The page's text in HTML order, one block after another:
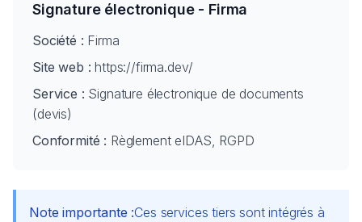
Signature électronique - Firma
Société : Firma
Site web : https://firma.dev/
Service : Signature électronique de documents
(devis)
Conformité : Règlement eIDAS, RGPD
Note importante :Ces services tiers sont intégrés à